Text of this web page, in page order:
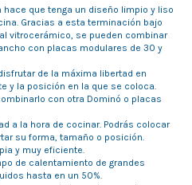
que tenga un diseño limpio y liso
Gracias a esta terminación bajo
vitrocerámico, se pueden combinar
con placas modulares de 30 y
de la máxima libertad en
y la posición en la que se coloca.
con otra Dominó o placas
a la hora de cocinar. Podrás colocar
su forma, tamaño o posición.
y muy eficiente.
de calentamiento de grandes
hasta en un 50%.